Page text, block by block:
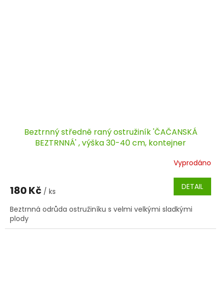
Beztrnný středně raný ostružiník 'ČAČANSKÁ
BEZTRNNÁ' , výška 30-40 cm, kontejner
Vyprodáno
180 Kč / ks DETAIL
Beztrnná odrůda ostružiníku s velmi velkými sladkými
plody